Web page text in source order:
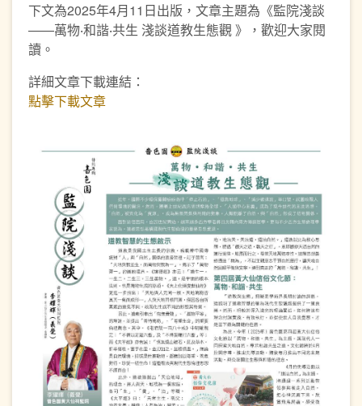
下文為2025年4月11日出版，文章主題為《監院淺談
——萬物‧和諧‧共生 淺談道教生態觀 》，歡迎大家閱
讀。
詳細文章下載連結：
點擊下載文章